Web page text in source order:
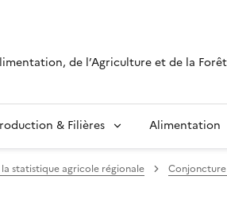
de l’Agriculture et de la
& Filières Alimentation
statistique agricole régionale